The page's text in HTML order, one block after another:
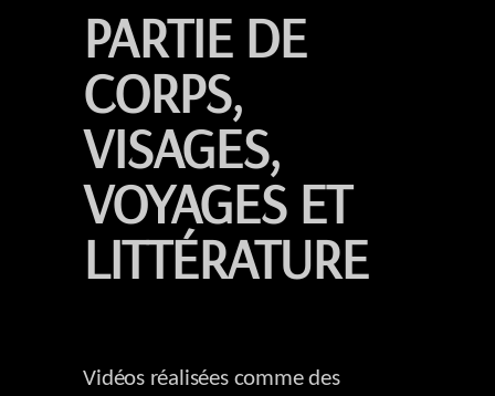
PARTIE DE
CORPS,
VISAGES,
VOYAGES ET
LITTÉRATURE
Vidéos réalisées comme des